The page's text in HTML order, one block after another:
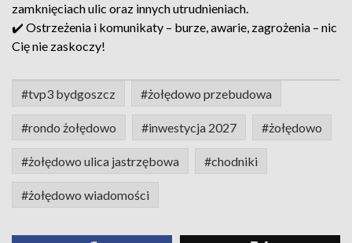
zamknięciach ulic oraz innych utrudnieniach.
✔️ Ostrzeżenia i komunikaty – burze, awarie, zagrożenia – nic
Cię nie zaskoczy!
#tvp3 bydgoszcz #żołędowo przebudowa
#rondo żołędowo #inwestycja 2027 #żołędowo
#żołędowo ulica jastrzębowa #chodniki
#żołędowo wiadomości